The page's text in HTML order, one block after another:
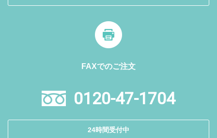
FAXでのご注文
0120-47-1704
24時間受付中